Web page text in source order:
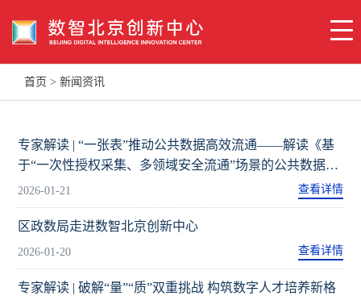
首页 > 新闻资讯
专家解读 | “一张表”推动公共数据高效流通——解读《基
于“一次性授权采集、多领域安全流通”场景的公共数据流
通安全管理实践案例》
2026-01-21 查看详情
区政数局走进数智北京创新中心
2026-01-20 查看详情
专家解读 | 破解“量”“质”双重挑战 构筑数字人才培养新格